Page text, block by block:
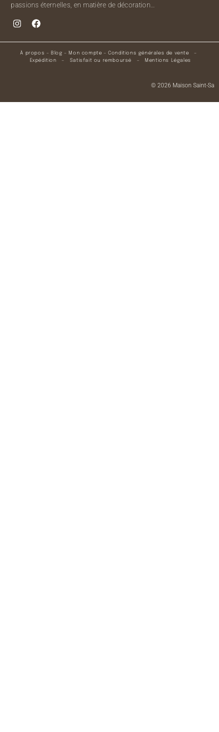
passions éternelles, en matière de décoration…
À propos – Blog – Mon compte –Conditions générales de vente –
Expédition – Satisfait ou remboursé – Mentions Légales
© 2026 Maison Saint-Sa